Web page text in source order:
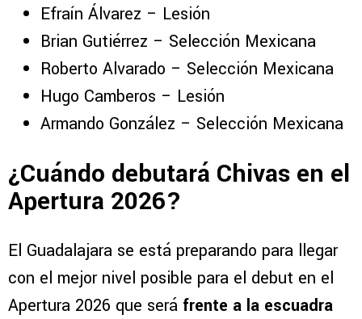
Efraín Álvarez – Lesión
Brian Gutiérrez – Selección Mexicana
Roberto Alvarado – Selección Mexicana
Hugo Camberos – Lesión
Armando González – Selección Mexicana
¿Cuándo debutará Chivas en el
Apertura 2026?
El Guadalajara se está preparando para llegar
con el mejor nivel posible para el debut en el
Apertura 2026 que será frente a la escuadra